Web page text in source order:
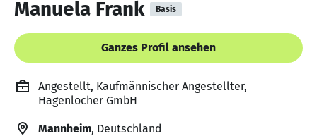
Manuela Frank Basis
Ganzes Profil ansehen
Angestellt, Kaufmännischer Angestellter,
Hagenlocher GmbH
Mannheim, Deutschland